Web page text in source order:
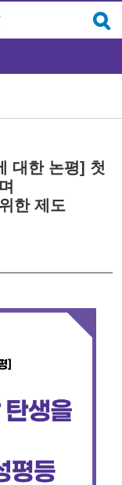
대한 논평] 첫
한 제도